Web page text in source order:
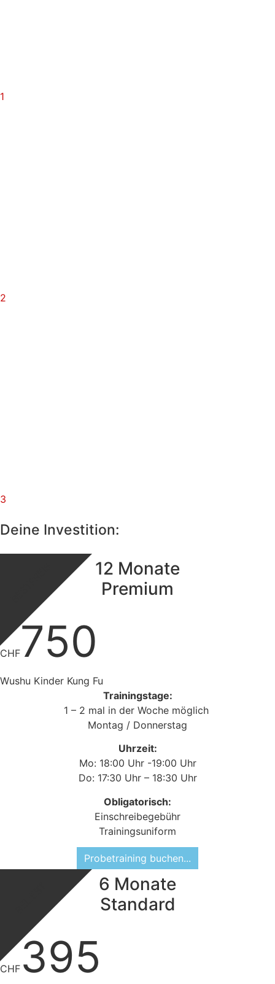
1
2
3
Deine Investition:
BESTPREIS
12 Monate
Premium
CHF750
Wushu Kinder Kung Fu
Trainingstage:
1 – 2 mal in der Woche möglich
Montag / Donnerstag
Uhrzeit:
Mo: 18:00 Uhr -19:00 Uhr
Do: 17:30 Uhr – 18:30 Uhr
Obligatorisch:
Einschreibegebühr
Trainingsuniform
Probetraining buchen...
6 Monate
Standard
CHF395